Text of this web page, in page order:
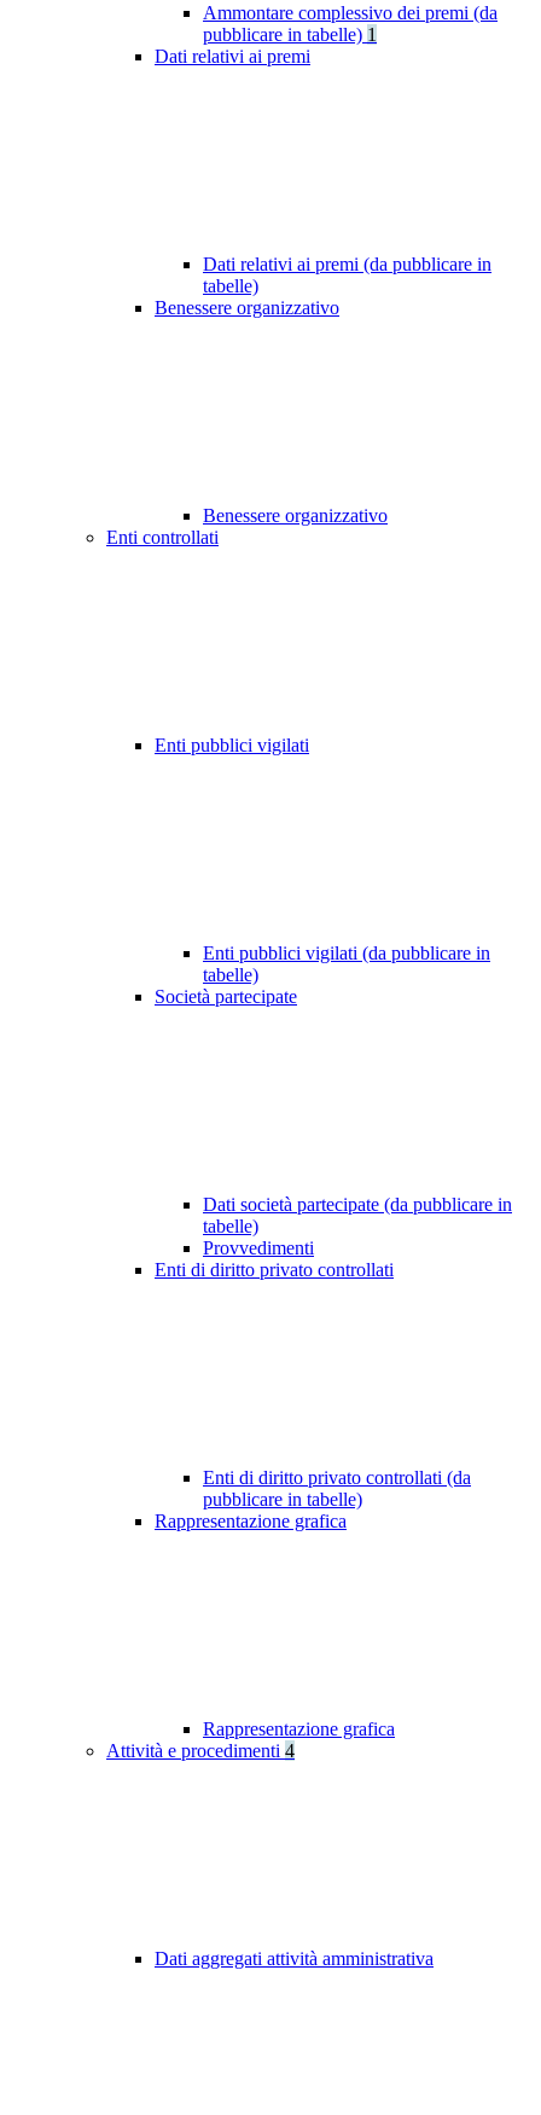
Ammontare complessivo dei premi (da
pubblicare in tabelle) 1
Dati relativi ai premi
Dati relativi ai premi (da pubblicare in
tabelle)
Benessere organizzativo
Benessere organizzativo
Enti controllati
Enti pubblici vigilati
Enti pubblici vigilati (da pubblicare in
tabelle)
Società partecipate
Dati società partecipate (da pubblicare in
tabelle)
Provvedimenti
Enti di diritto privato controllati
Enti di diritto privato controllati (da
pubblicare in tabelle)
Rappresentazione grafica
Rappresentazione grafica
Attività e procedimenti 4
Dati aggregati attività amministrativa